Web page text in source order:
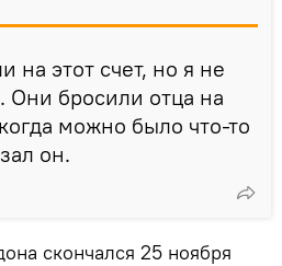
на этот счет, но я не
Они бросили отца на
можно было что-то
он.
скончался 25 ноября